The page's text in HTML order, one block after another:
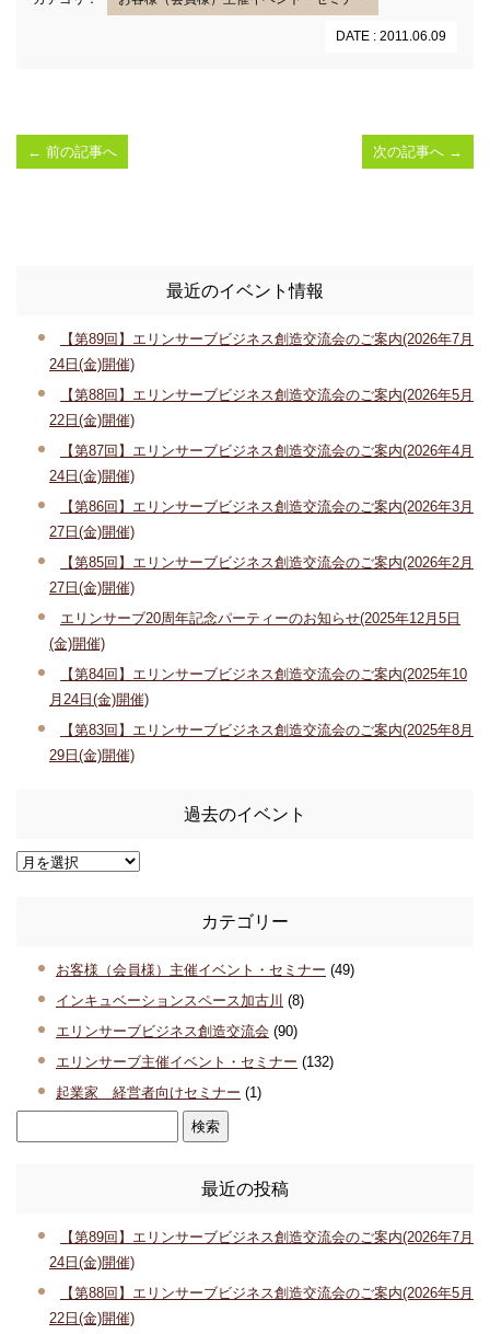
DATE : 2011.06.09
← 前の記事へ 次の記事へ →
最近のイベント情報
【第89回】エリンサーブビジネス創造交流会のご案内(2026年7月
24日(金)開催)
【第88回】エリンサーブビジネス創造交流会のご案内(2026年5月
22日(金)開催)
【第87回】エリンサーブビジネス創造交流会のご案内(2026年4月
24日(金)開催)
【第86回】エリンサーブビジネス創造交流会のご案内(2026年3月
27日(金)開催)
【第85回】エリンサーブビジネス創造交流会のご案内(2026年2月
27日(金)開催)
エリンサーブ20周年記念パーティーのお知らせ(2025年12月5日
(金)開催)
【第84回】エリンサーブビジネス創造交流会のご案内(2025年10
月24日(金)開催)
【第83回】エリンサーブビジネス創造交流会のご案内(2025年8月
29日(金)開催)
過去のイベント
カテゴリー
お客様（会員様）主催イベント・セミナー (49)
インキュベーションスペース加古川 (8)
エリンサーブビジネス創造交流会 (90)
エリンサーブ主催イベント・セミナー (132)
起業家 経営者向けセミナー (1)
最近の投稿
【第89回】エリンサーブビジネス創造交流会のご案内(2026年7月
24日(金)開催)
【第88回】エリンサーブビジネス創造交流会のご案内(2026年5月
22日(金)開催)